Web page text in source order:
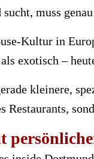
muss
Kultur in
exotisch –
kleinere,